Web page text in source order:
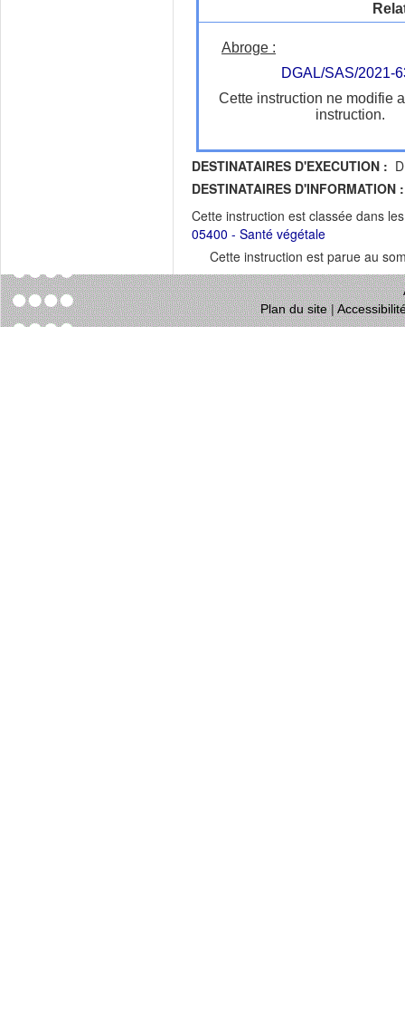
Abroge :
DGAL/SAS/2021-
Cette instruction ne modifie
instruction.
DESTINATAIRES D'EXECUTION :
DESTINATAIRES D'INFORMATION :
Cette instruction est classée dans
05400 - Santé végétale
Cette instruction est parue au
Plan du site|